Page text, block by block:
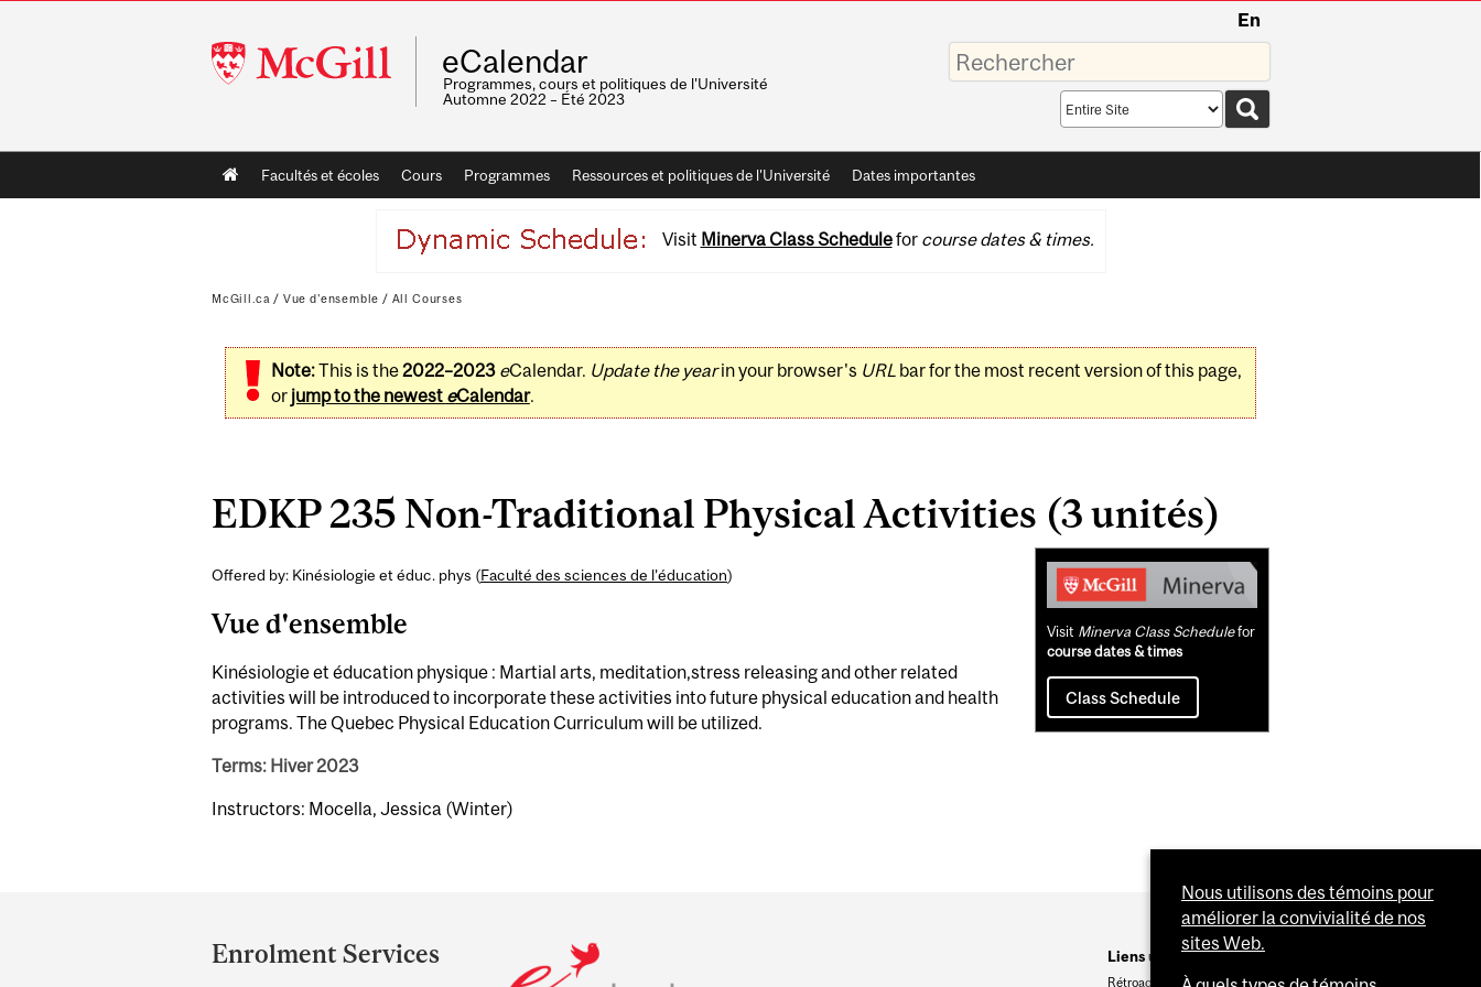
McGill
University
En
eCalendar
Programmes, cours et politiques de l'Université
Automne 2022 – Été 2023
Saisissez
vos
mots-
Search
scope
Main
navigation
Facultés et écoles Cours Programmes Ressources et politiques de l'Université Dates importantes
Visit Minerva Class Schedulefor course dates & times.
McGill.ca / Vue d'ensemble / All Courses
Note:This is the2022–2023 eCalendar. Update the yearin your browser's URLbar for the most recent version of this page,
or jump to the newest eCalendar.
EDKP 235 Non-Traditional Physical Activities (3 unités)
Offered by: Kinésiologie et éduc. phys (Faculté des sciences de l’éducation)
Vue d'ensemble
Kinésiologie et éducation physique : Martial arts, meditation,stress releasing and other related
activities will be introduced to incorporate these activities into future physical education and health
programs. The Quebec Physical Education Curriculum will be utilized.
Terms: Hiver 2023
Instructors: Mocella, Jessica (Winter)
Related
Content
Visit Minerva Class Schedulefor
course dates & times
Class Schedule
and
Enrolment Services Liens utiles
Rétroaction
Nous utilisons des témoins pour
améliorer la convivialité de nos
sites Web.